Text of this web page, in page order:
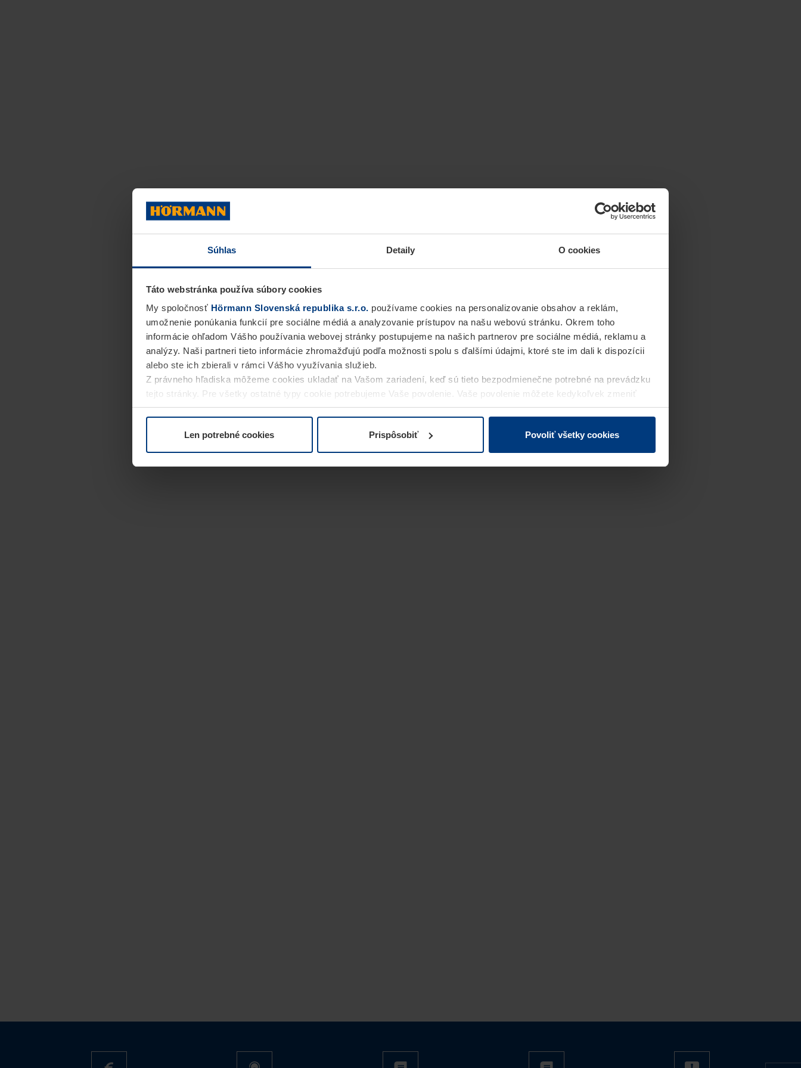
Súhlas Detaily O cookies
Táto webstránka používa súbory cookies
My spoločnosť Hörmann Slovenská republika s.r.o. používame cookies na personalizovanie obsahov a reklám,
umožnenie ponúkania funkcií pre sociálne médiá a analyzovanie prístupov na našu webovú stránku. Okrem toho
informácie ohľadom Vášho používania webovej stránky postupujeme na našich partnerov pre sociálne médiá, reklamu a
analýzy. Naši partneri tieto informácie zhromažďujú podľa možnosti spolu s ďalšími údajmi, ktoré ste im dali k dispozícii
alebo ste ich zbierali v rámci Vášho využívania služieb.
Z právneho hľadiska môžeme cookies ukladať na Vašom zariadení, keď sú tieto bezpodmienečne potrebné na prevádzku
tejto stránky. Pre všetky ostatné typy cookie potrebujeme Vaše povolenie. Vaše povolenie môžete kedykoľvek zmeniť
alebo odvolať vo vysvetlení cookie na stránkeVyhlásenie o ochrane osobných údajovnašej webovej stránky.
Len potrebné cookies Prispôsobiť Povoliť všetky cookies